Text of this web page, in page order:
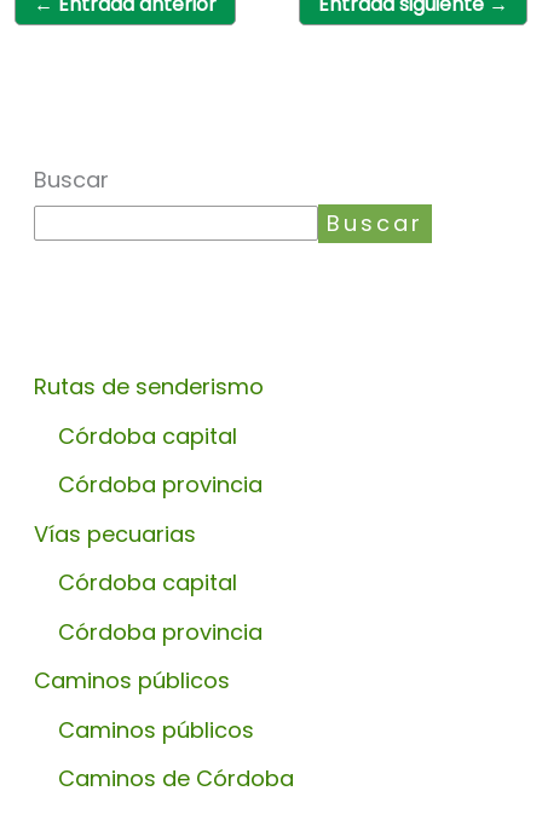
Buscar
Buscar
Rutas de senderismo
Córdoba capital
Córdoba provincia
Vías pecuarias
Córdoba capital
Córdoba provincia
Caminos públicos
Caminos públicos
Caminos de Córdoba